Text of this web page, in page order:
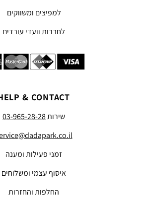
למפיצים ומשווקים
לחברות וועדי עובדים
HELP & CONTACT
שירות03-965-28-28
זמני פעילות ומענה
איסוף עצמי ומשלוחים
החלפות והחזרות